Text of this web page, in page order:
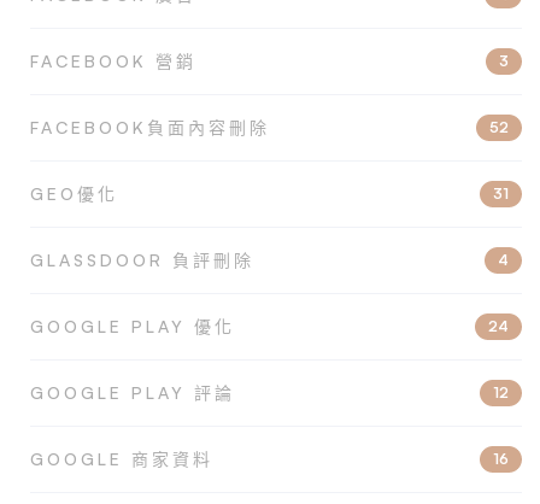
FACEBOOK 營銷 3
FACEBOOK負面內容刪除 52
GEO優化 31
GLASSDOOR 負評刪除 4
GOOGLE PLAY 優化 24
GOOGLE PLAY 評論 12
GOOGLE 商家資料 16